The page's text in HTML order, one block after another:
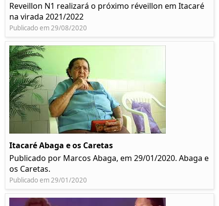
Reveillon N1 realizará o próximo réveillon em Itacaré
na virada 2021/2022
Publicado em 29/08/2020
Itacaré Abaga e os Caretas
Publicado por Marcos Abaga, em 29/01/2020. Abaga e
os Caretas.
Publicado em 29/01/2020